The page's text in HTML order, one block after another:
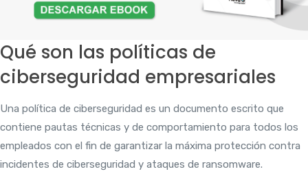
Qué son las políticas de
ciberseguridad empresariales
Una política de ciberseguridad es un documento escrito que
contiene pautas técnicas y de comportamiento para todos los
empleados con el fin de garantizar la máxima protección contra
incidentes de ciberseguridad y ataques de ransomware.